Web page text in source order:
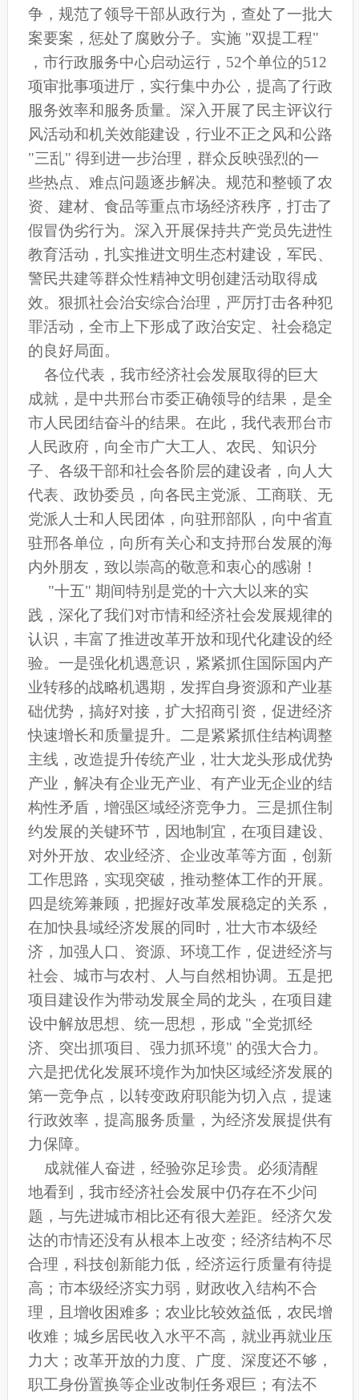
争，规范了领导干部从政行为，查处了一批大
案要案，惩处了腐败分子。实施 "双提工程"
，市行政服务中心启动运行，52个单位的512
项审批事项进厅，实行集中办公，提高了行政
服务效率和服务质量。深入开展了民主评议行
风活动和机关效能建设，行业不正之风和公路
"三乱" 得到进一步治理，群众反映强烈的一
些热点、难点问题逐步解决。规范和整顿了农
资、建材、食品等重点市场经济秩序，打击了
假冒伪劣行为。深入开展保持共产党员先进性
教育活动，扎实推进文明生态村建设，军民、
警民共建等群众性精神文明创建活动取得成
效。狠抓社会治安综合治理，严厉打击各种犯
罪活动，全市上下形成了政治安定、社会稳定
的良好局面。
各位代表，我市经济社会发展取得的巨大
成就，是中共邢台市委正确领导的结果，是全
市人民团结奋斗的结果。在此，我代表邢台市
人民政府，向全市广大工人、农民、知识分
子、各级干部和社会各阶层的建设者，向人大
代表、政协委员，向各民主党派、工商联、无
党派人士和人民团体，向驻邢部队，向中省直
驻邢各单位，向所有关心和支持邢台发展的海
内外朋友，致以崇高的敬意和衷心的感谢！
"十五" 期间特别是党的十六大以来的实
践，深化了我们对市情和经济社会发展规律的
认识，丰富了推进改革开放和现代化建设的经
验。一是强化机遇意识，紧紧抓住国际国内产
业转移的战略机遇期，发挥自身资源和产业基
础优势，搞好对接，扩大招商引资，促进经济
快速增长和质量提升。二是紧紧抓住结构调整
主线，改造提升传统产业，壮大龙头形成优势
产业，解决有企业无产业、有产业无企业的结
构性矛盾，增强区域经济竞争力。三是抓住制
约发展的关键环节，因地制宜，在项目建设、
对外开放、农业经济、企业改革等方面，创新
工作思路，实现突破，推动整体工作的开展。
四是统筹兼顾，把握好改革发展稳定的关系，
在加快县域经济发展的同时，壮大市本级经
济，加强人口、资源、环境工作，促进经济与
社会、城市与农村、人与自然相协调。五是把
项目建设作为带动发展全局的龙头，在项目建
设中解放思想、统一思想，形成 "全党抓经
济、突出抓项目、强力抓环境" 的强大合力。
六是把优化发展环境作为加快区域经济发展的
第一竞争点，以转变政府职能为切入点，提速
行政效率，提高服务质量，为经济发展提供有
力保障。
成就催人奋进，经验弥足珍贵。必须清醒
地看到，我市经济社会发展中仍存在不少问
题，与先进城市相比还有很大差距。经济欠发
达的市情还没有从根本上改变；经济结构不尽
合理，科技创新能力低，经济运行质量有待提
高；市本级经济实力弱，财政收入结构不合
理，且增收困难多；农业比较效益低，农民增
收难；城乡居民收入水平不高，就业再就业压
力大；改革开放的力度、广度、深度还不够，
职工身份置换等企业改制任务艰巨；有法不